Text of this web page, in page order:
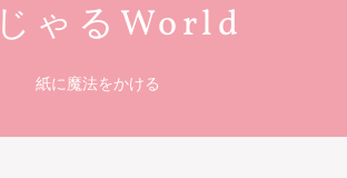
ゃるWorld
紙に魔法をかける